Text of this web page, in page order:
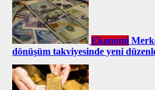
Ekonomi
dönüşüm takviyesinde yeni